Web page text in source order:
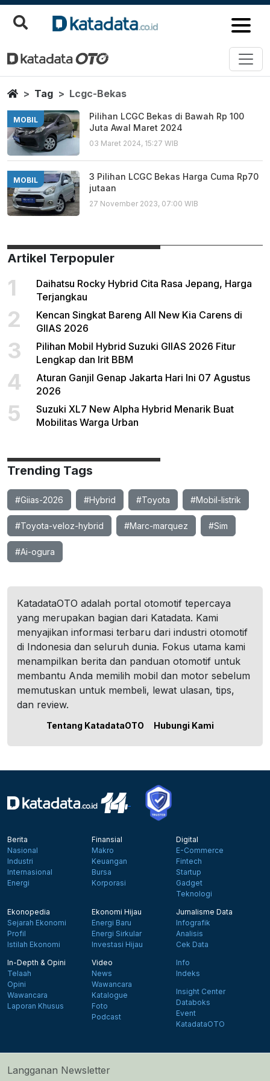
Lcgc Bekas
Berita Terbaru
HomeTag Lcgc-Bekas
MOBIL
Pilihan LCGC Bekas di Bawah Rp 100
Juta Awal Maret 2024
03 Maret 2024, 15:27 WIB
MOBIL
3 Pilihan LCGC Bekas Harga Cuma Rp70
jutaan
27 November 2023, 07:00 WIB
Artikel Terpopuler
1
Daihatsu Rocky Hybrid Cita Rasa Jepang, Harga
Terjangkau
2
Kencan Singkat Bareng All New Kia Carens di
GIIAS 2026
3
Pilihan Mobil Hybrid Suzuki GIIAS 2026 Fitur
Lengkap dan Irit BBM
4
Aturan Ganjil Genap Jakarta Hari Ini 07 Agustus
2026
5
Suzuki XL7 New Alpha Hybrid Menarik Buat
Mobilitas Warga Urban
Trending Tags
#Giias-2026 #Hybrid #Toyota #Mobil-listrik
#Toyota-veloz-hybrid #Marc-marquez #Sim
#Ai-ogura
KatadataOTO adalah portal otomotif tepercaya
yang merupakan bagian dari Katadata. Kami
menyajikan informasi terbaru dari industri otomotif
di Indonesia dan seluruh dunia. Fokus utama kami
menampilkan berita dan panduan otomotif untuk
membantu Anda memilih mobil dan motor sebelum
memutuskan untuk membeli, lewat ulasan, tips,
dan review.
Tentang KatadataOTO Hubungi Kami
Berita
Nasional
Industri
Internasional
Energi
Finansial
Makro
Keuangan
Bursa
Korporasi
Digital
E-Commerce
Fintech
Startup
Gadget
Teknologi
Ekonopedia
Sejarah Ekonomi
Profil
Istilah Ekonomi
Ekonomi Hijau
Energi Baru
Energi Sirkular
Investasi Hijau
Jurnalisme Data
Infografik
Analisis
Cek Data
In-Depth & Opini
Telaah
Opini
Wawancara
Laporan Khusus
Video
News
Wawancara
Katalogue
Foto
Podcast
Info
Indeks
Insight Center
Databoks
Event
KatadataOTO
Langganan Newsletter